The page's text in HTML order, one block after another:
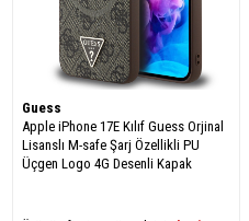
Guess
Apple iPhone 17E Kılıf Guess Orjinal
Lisanslı M-safe Şarj Özellikli PU
Üçgen Logo 4G Desenli Kapak